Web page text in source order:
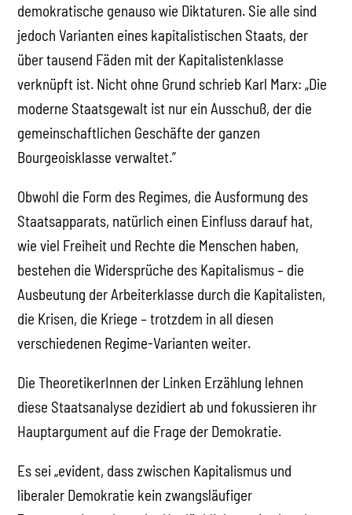
demokratische genauso wie Diktaturen. Sie alle sind
jedoch Varianten eines kapitalistischen Staats, der
über tausend Fäden mit der Kapitalistenklasse
verknüpft ist. Nicht ohne Grund schrieb Karl Marx: „Die
moderne Staatsgewalt ist nur ein Ausschuß, der die
gemeinschaftlichen Geschäfte der ganzen
Bourgeoisklasse verwaltet.”
Obwohl die Form des Regimes, die Ausformung des
Staatsapparats, natürlich einen Einfluss darauf hat,
wie viel Freiheit und Rechte die Menschen haben,
bestehen die Widersprüche des Kapitalismus – die
Ausbeutung der Arbeiterklasse durch die Kapitalisten,
die Krisen, die Kriege – trotzdem in all diesen
verschiedenen Regime-Varianten weiter.
Die TheoretikerInnen der Linken Erzählung lehnen
diese Staatsanalyse dezidiert ab und fokussieren ihr
Hauptargument auf die Frage der Demokratie.
Es sei „evident, dass zwischen Kapitalismus und
liberaler Demokratie kein zwangsläufiger